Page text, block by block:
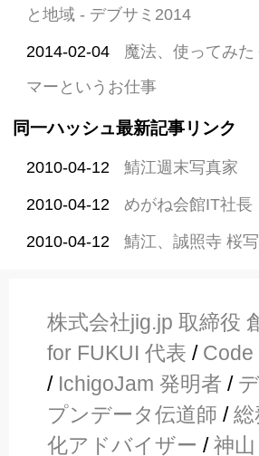
と地域 - デブサミ2014
2014-02-04
魔法、使ってみ
マーというお仕事
同一ハッシュ最新記事リンク
2010-04-12 鯖江週末写真家
2010-04-12 めがね会館IT社長
2010-04-12 鯖江、誠照寺 桜
株式会社jig.jp 取締役
for FUKUI 代表 / Code
/ IchigoJam 発明者 /
プンデータ伝道師 /総
化アドバイザー /神